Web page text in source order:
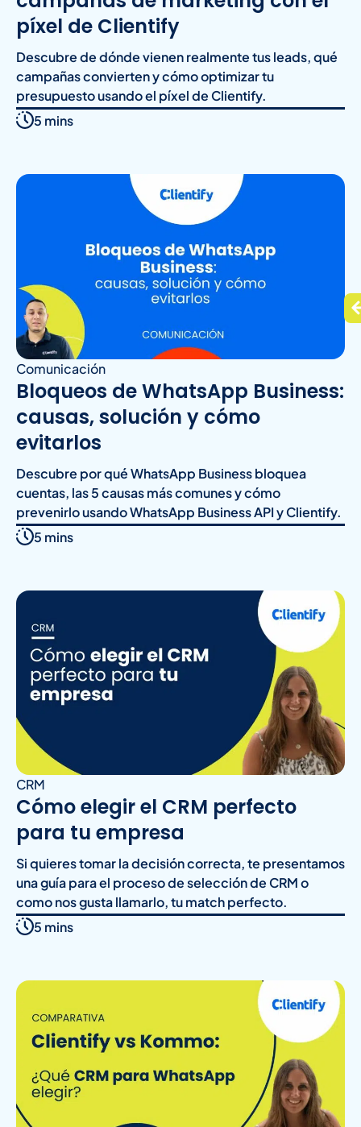
píxel de Clientify
Descubre de dónde vienen realmente tus leads, qué
campañas convierten y cómo optimizar tu
presupuesto usando el píxel de Clientify.
5 mins
Comunicación
Bloqueos de WhatsApp Business:
causas, solución y cómo
evitarlos
Descubre por qué WhatsApp Business bloquea
cuentas, las 5 causas más comunes y cómo
prevenirlo usando WhatsApp Business API y Clientify.
5 mins
CRM
Cómo elegir el CRM perfecto
para tu empresa
Si quieres tomar la decisión correcta, te presentamos
una guía para el proceso de selección de CRM o
como nos gusta llamarlo, tu match perfecto.
5 mins